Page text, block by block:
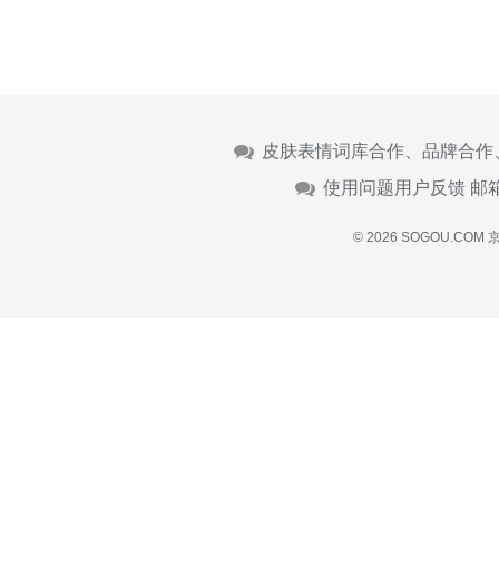
皮肤表情词库合作、品牌合
使用问题用户反馈 邮
© 2026 SOGOU.COM